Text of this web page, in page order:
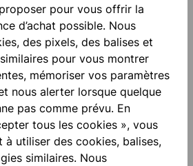
-40 %
FM UHLSPORT STARTER
RESIST+ GANTS DE
GARDIEN
10,80 €* 18,00 €*
de 40%)
pour vous offrir la
d’achat possible. Nous
des pixels, des balises et
pour vous montrer
mémoriser vos paramètres
nous alerter lorsque quelque
pas comme prévu. En
tous les cookies », vous
à utiliser des cookies, balises,
similaires. Nous